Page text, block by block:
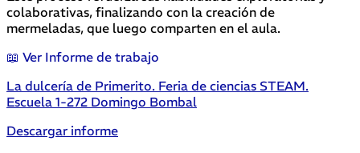
colaborativas, finalizando con la creación de
mermeladas, que luego comparten en el aula​.
📖 Ver Informe de trabajo
La dulcería de Primerito. Feria de ciencias STEAM.
Escuela 1-272 Domingo Bombal
Descargar informe